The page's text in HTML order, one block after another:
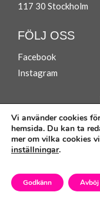
117 30 Stockholm
FÖLJ OSS
Facebook
Instagram
Köpvillkor
Vi använder cookies
hemsida. Du kan ta
mer om vilka cookies
inställningar.
Godkänn